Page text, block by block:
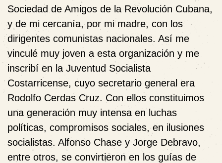
Sociedad de Amigos de la Revolución Cubana,
y de mi cercanía, por mi madre, con los
dirigentes comunistas nacionales. Así me
vinculé muy joven a esta organización y me
inscribí en la Juventud Socialista
Costarricense, cuyo secretario general era
Rodolfo Cerdas Cruz. Con ellos constituimos
una generación muy intensa en luchas
políticas, compromisos sociales, en ilusiones
socialistas. Alfonso Chase y Jorge Debravo,
entre otros, se convirtieron en los guías de